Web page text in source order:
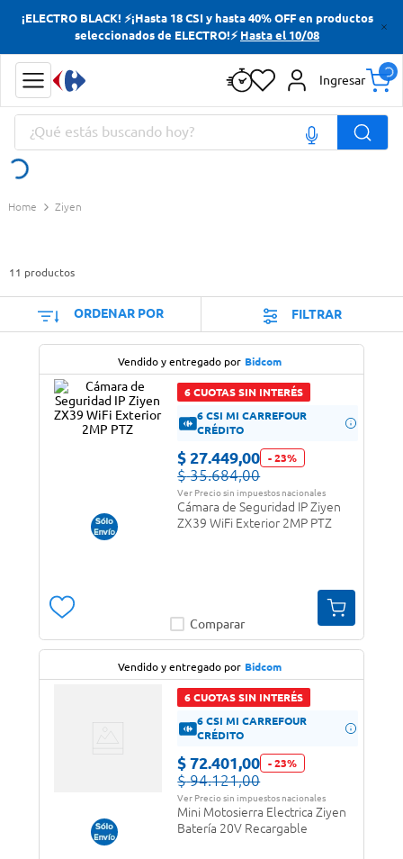
¡ELECTRO BLACK! ⚡¡Hasta 18 CSI y hasta 40% OFF en productos
seleccionados de ELECTRO!⚡ Hasta el 10/08
Ingresar
¿Qué estás buscando hoy?
Ziyen
11 productos
ORDENAR POR FILTRAR
Vendido y entregado por Bidcom
6 CUOTAS SIN INTERÉS
6 CSI MI CARREFOUR
CRÉDITO
$ 27.449,00 -23%
$ 35.684,00
Ver Precio sin impuestos nacionales
Cámara de Seguridad IP Ziyen
ZX39 WiFi Exterior 2MP PTZ
Comparar
Vendido y entregado por Bidcom
6 CUOTAS SIN INTERÉS
6 CSI MI CARREFOUR
CRÉDITO
$ 72.401,00 -23%
$ 94.121,00
Ver Precio sin impuestos nacionales
Mini Motosierra Electrica Ziyen
Batería 20V Recargable
Términos más buscados
Yerba
Doves
Términos más buscados
Yerba
Cerveza
Doves
Jabon Tocador